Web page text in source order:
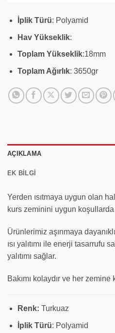
İplik Türü: Polyamid
Hav Yükseklik:
Toplam Yükseklik:18mm
Toplam Ağırlık: 3650gr
AÇIKLAMA
EK BILGI
Yerden ısıtmaya uygun olan
kurs zeminini uygun
Ürünlerimiz aşınmaya
ısı yalıtımı ile enerji tasarrufu
yalıtımı sağlar.
Bakımı kolaydır ve her
Renk: Turkuaz
İplik Türü: Polyamid